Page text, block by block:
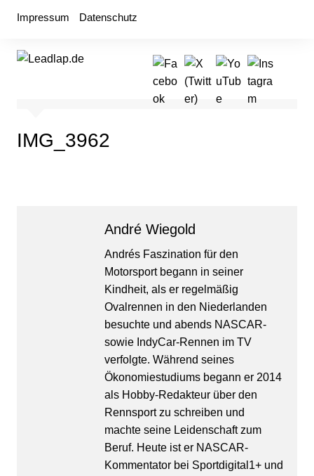
Impressum Datenschutz
IMG_3962
André Wiegold
Andrés Faszination für den
Motorsport begann in seiner
Kindheit, als er regelmäßig
Ovalrennen in den Niederlanden
besuchte und abends NASCAR-
sowie IndyCar-Rennen im TV
verfolgte. Während seines
Ökonomiestudiums begann er 2014
als Hobby-Redakteur über den
Rennsport zu schreiben und
machte seine Leidenschaft zum
Beruf. Heute ist er NASCAR-
Kommentator bei Sportdigital1+ und